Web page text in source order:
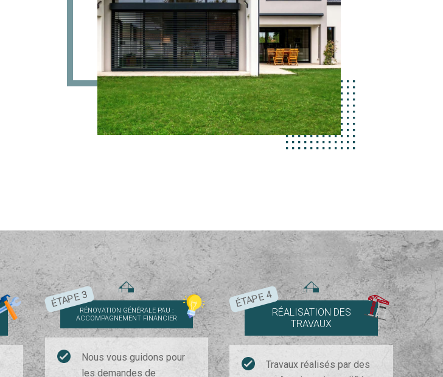
ÉTAPE 3
RÉNOVATION GÉNÉRALE PAU :
ACCOMPAGNEMENT FINANCIER
Nous vous guidons pour
les demandes de
ÉTAPE 4
RÉALISATION DES
TRAVAUX
Travaux réalisés par des